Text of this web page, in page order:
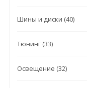
Шины и диски (40)
Тюнинг (33)
Освещение (32)